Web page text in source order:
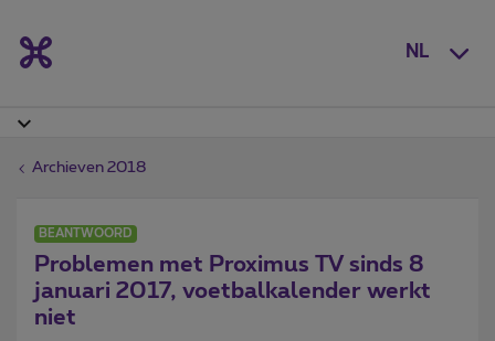
NL
Archieven 2018
BEANTWOORD
Problemen met Proximus TV sinds 8
januari 2017, voetbalkalender werkt
niet